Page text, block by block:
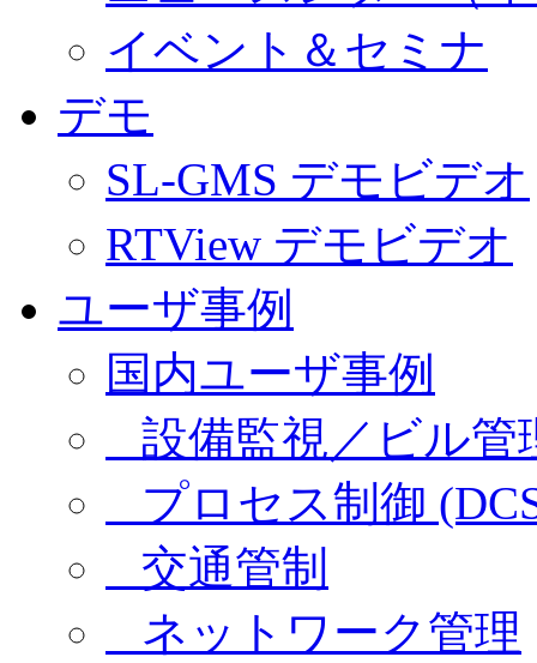
イベント＆セミナ
デモ
SL-GMS デモビデオ
RTView デモビデオ
ユーザ事例
国内ユーザ事例
設備監視／ビル管
プロセス制御
交通管制
ネットワーク管理